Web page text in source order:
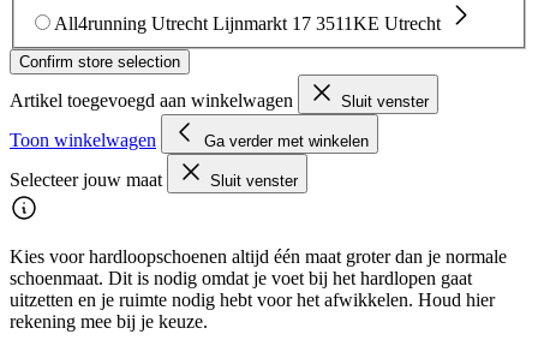
All4running Utrecht Lijnmarkt 17 3511KE Utrecht
Confirm store selection
Artikel toegevoegd aan winkelwagen Sluit venster
Toon winkelwagen Ga verder met winkelen
Selecteer jouw maat Sluit venster
Kies voor hardloopschoenen altijd één maat groter dan je normale
schoenmaat. Dit is nodig omdat je voet bij het hardlopen gaat
uitzetten en je ruimte nodig hebt voor het afwikkelen. Houd hier
rekening mee bij je keuze.